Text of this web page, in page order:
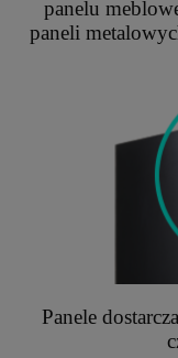
panelu
paneli
Panele